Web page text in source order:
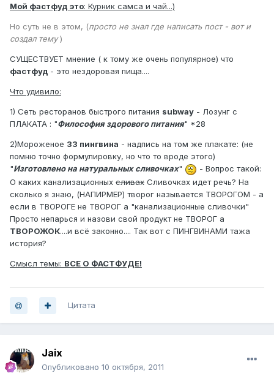
Мой фастфуд это: Курник самса и чай...)
Но суть не в этом, (просто не знал где написать пост - вот и
создал тему)
СУЩЕСТВУЕТ мнение ( к тому же очень популярное) что
фастфуд - это нездоровая пища....
Что удивило:
1) Сеть ресторанов быстрого питания subway - Лозунг с
ПЛАКАТА : "Философия здорового питания" *28
2)Мороженое 33 пингвина - надпись на том же плакате: (не
помню точно формулировку, но что то вроде этого)
"Изготовлено на натуральных сливочках"
- Вопрос такой:
О каких канализационных сливах Сливочках идет речь? На
сколько я знаю, (НАПИРМЕР) творог называется ТВОРОГОМ - а
если в ТВОРОГЕ не ТВОРОГ а "канализационные сливочки"
Просто непарься и назови свой продукт не ТВОРОГ а
ТВОРОЖОК....и всё законно.... Так вот с ПИНГВИНАМИ тажа
история?
Смысл темы: ВСЕ О ФАСТФУДЕ!
Цитата
Jaix
Опубликовано 10 октября, 2011